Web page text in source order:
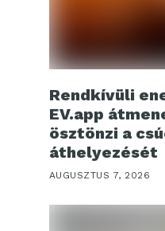
Rendkívüli
EV.app
ösztönzi a
áthelyezését
AUGUSZTUS 7, 2026